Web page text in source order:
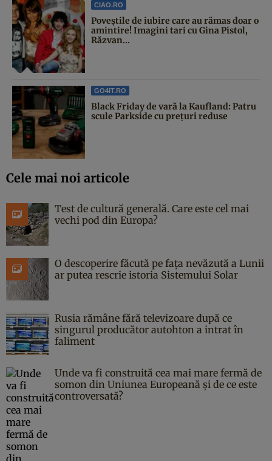
CIAO.RO
Poveştile de iubire care au rămas doar o
amintire! Imagini tari cu Gina Pistol,
Răzvan...
GO4IT.RO
Black Friday de vară la Kaufland: Patru
scule Parkside cu prețuri reduse
Cele mai noi articole
Test de cultură generală. Care este cel mai
vechi pod din Europa?
O descoperire făcută pe fața nevăzută a Lunii
ar putea rescrie istoria Sistemului Solar
Rusia rămâne fără televizoare după ce
singurul producător autohton a intrat în
faliment
Unde va fi construită cea mai mare fermă de
somon din Uniunea Europeană și de ce este
controversată?